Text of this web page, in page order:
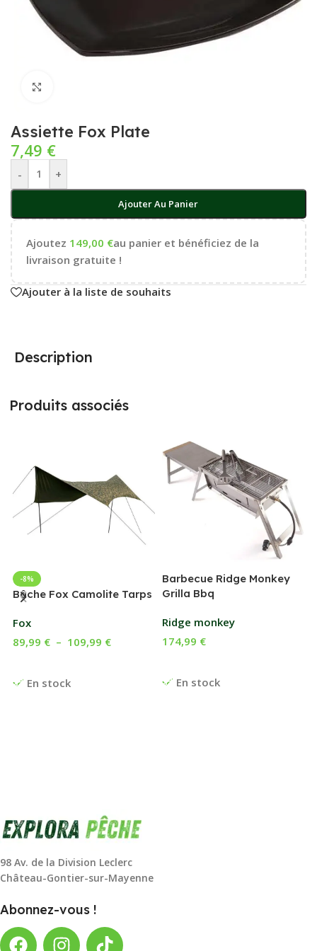
Assiette Fox Plate
7,49 €
- +
Ajouter Au Panier
Ajoutez 149,00 €au panier et bénéficiez de la
livraison gratuite !
Ajouter à la liste de souhaits
Description
Produits associés
-8%
Bâche Fox Camolite Tarps
Fox
En stock
89,99 € – 109,99 €
Barbecue Ridge Monkey
Grilla Bbq
Ridge monkey
En stock
174,99 €
98 Av. de la Division Leclerc
Château-Gontier-sur-Mayenne
Abonnez-vous !